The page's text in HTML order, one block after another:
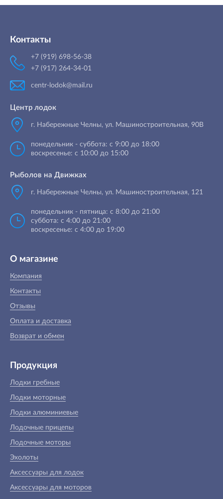
Контакты
+7 (919) 698-56-38
+7 (917) 264-34-01
centr-lodok@mail.ru
Центр лодок
г. Набережные Челны, ул. Машиностроительная, 90B
понедельник - суббота: с 9:00 до 18:00
воскресенье: с 10:00 до 15:00
Рыболов на Движках
г. Набережные Челны, ул. Машиностроительная, 121
понедельник - пятница: с 8:00 до 21:00
суббота: с 4:00 до 21:00
воскресенье: с 4:00 до 19:00
О магазине
Компания
Контакты
Отзывы
Оплата и доставка
Возврат и обмен
Продукция
Лодки гребные
Лодки моторные
Лодки алюминиевые
Лодочные прицепы
Лодочные моторы
Эхолоты
Аксессуары для лодок
Аксессуары для моторов